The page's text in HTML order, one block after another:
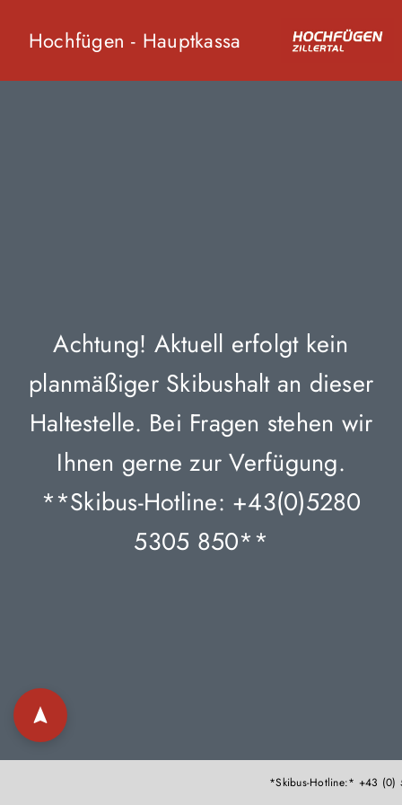
Hochfügen - Hauptkassa
Achtung! Aktuell erfolgt kein
planmäßiger Skibushalt an dieser
Haltestelle. Bei Fragen stehen wir
Ihnen gerne zur Verfügung.
**Skibus-Hotline: +43(0)5280
5305 850**
*Skibus-Hotline:* +43 (0)
navigation